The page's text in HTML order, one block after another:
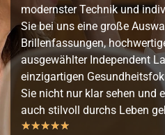
modernster Technik und
Sie bei uns eine große
Brillenfassungen,
ausgewählter Independent
einzigartigen
Sie nicht nur klar sehen und
auch stilvoll durchs Leben
★★★★★